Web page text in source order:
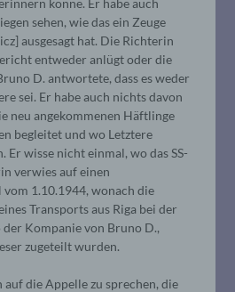
sehen, wie das ein Zeuge
ausgesagt hat. Die Richterin
entweder anlügt oder die
D. antwortete, dass es weder
sei. Er habe auch nichts davon
neu angekommenen Häftlinge
begleitet und wo Letztere
wisse nicht einmal, wo das SS-
verwies auf einen
1.10.1944, wonach die
Transports aus Riga bei der
Kompanie von Bruno D.,
zugeteilt wurden.
die Appelle zu sprechen, die